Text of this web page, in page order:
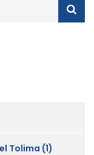
Tolima (1)